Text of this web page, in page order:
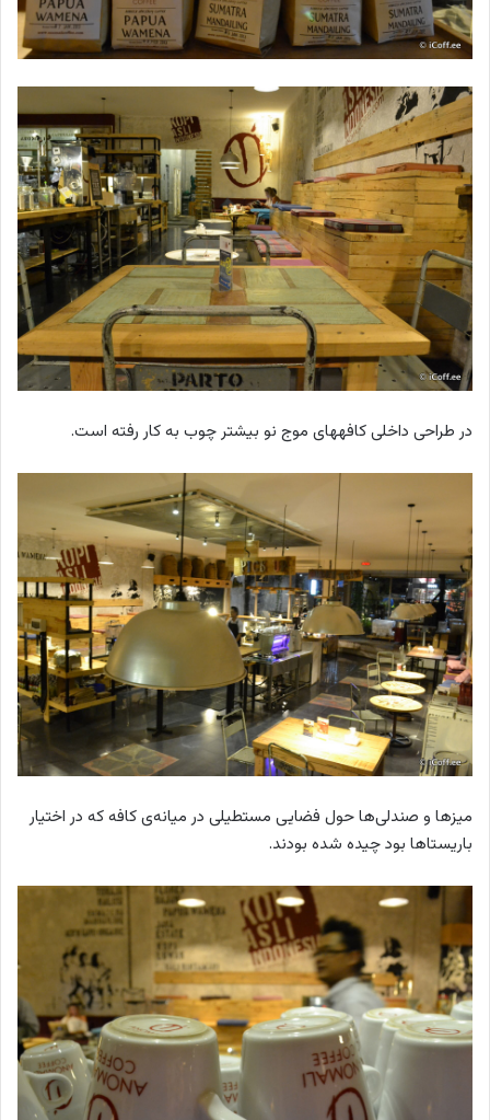
در طراحی داخلی کافه‎های موج نو بیشتر چوب به کار رفته است.
میزها و صندلی‌ها حول فضایی مستطیلی در میانه‌ی کافه که در اختیار
باریستاها بود چیده شده بودند.